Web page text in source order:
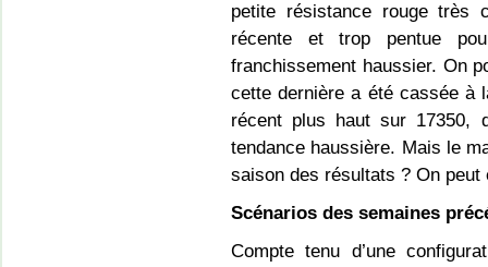
petite résistance rouge très
récente et trop pentue
franchissement haussier. On
cette dernière a été cassée à
récent plus haut sur 17350,
tendance haussière. Mais le
saison des résultats ? On peut
Scénarios des semaines
Compte tenu d’une